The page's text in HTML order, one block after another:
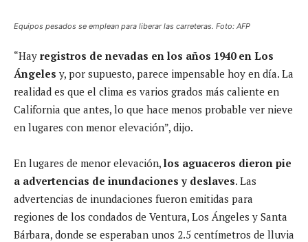
Equipos pesados se emplean para liberar las carreteras. Foto: AFP
“Hay registros de nevadas en los años 1940 en Los
Ángeles y, por supuesto, parece impensable hoy en día. La
realidad es que el clima es varios grados más caliente en
California que antes, lo que hace menos probable ver nieve
en lugares con menor elevación”, dijo.
En lugares de menor elevación, los aguaceros dieron pie
a advertencias de inundaciones y deslaves. Las
advertencias de inundaciones fueron emitidas para
regiones de los condados de Ventura, Los Ángeles y Santa
Bárbara, donde se esperaban unos 2.5 centímetros de lluvia